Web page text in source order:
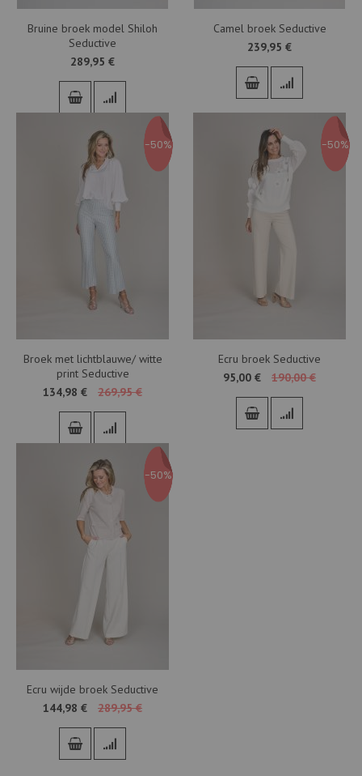
Bruine broek model Shiloh
Seductive
289,95 €
Camel broek Seductive
239,95 €
-50%
Broek met lichtblauwe/ witte
print Seductive
134,98 €
269,95 €
-50%
Ecru broek Seductive
95,00 €
190,00 €
-50%
Ecru wijde broek Seductive
144,98 €
289,95 €